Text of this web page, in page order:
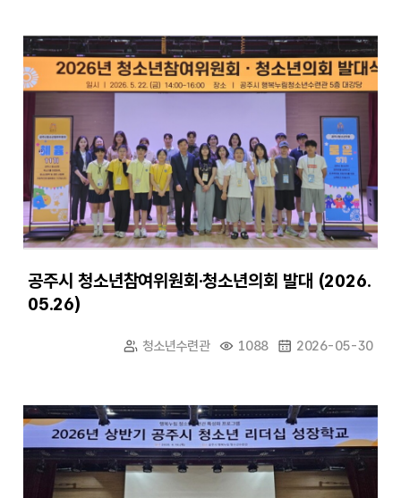
공주시 청소년참여위원회·청소년의회 발대 (2026.
05.26)
청소년수련관 1088 2026-05-30